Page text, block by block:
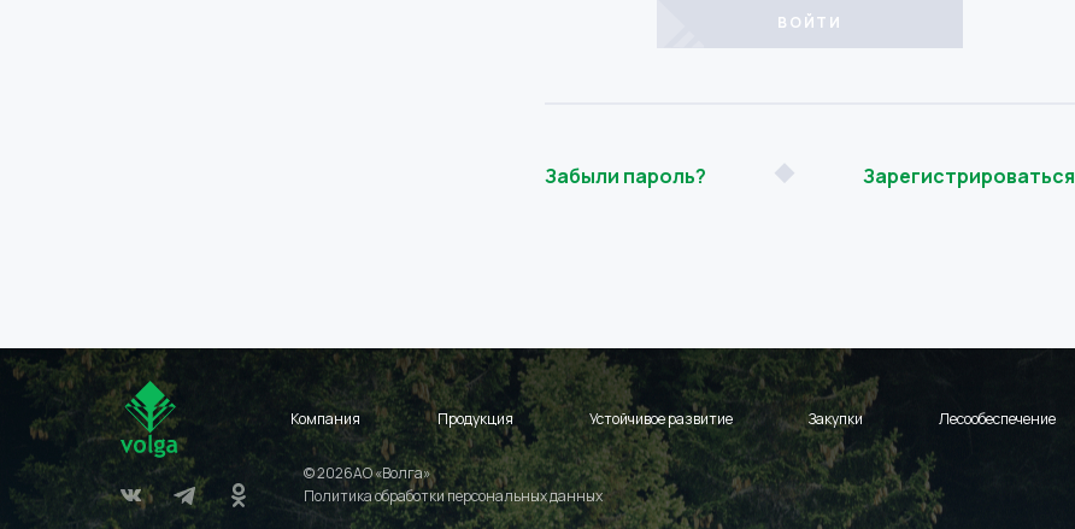
Забыли пароль? Зарегистрироваться
Компания Продукция Устойчивое развитие Закупки Лесообеспечение
© 2026АО «Волга»
Политика обработки персональных данных